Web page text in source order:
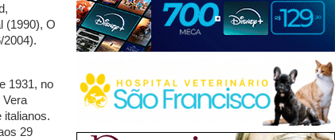
(1990), O
2004).
1931, no
Vera
italianos.
29